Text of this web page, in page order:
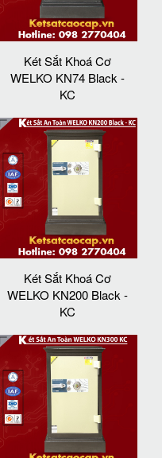
Két Sắt Khoá Cơ
WELKO KN74 Black -
KC
Két Sắt Khoá Cơ
WELKO KN200 Black -
KC